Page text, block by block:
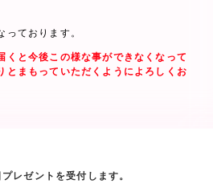
っております。
くと今後この様な事ができなくなって
とまもっていただくようによろしくお
レゼントを受付します。